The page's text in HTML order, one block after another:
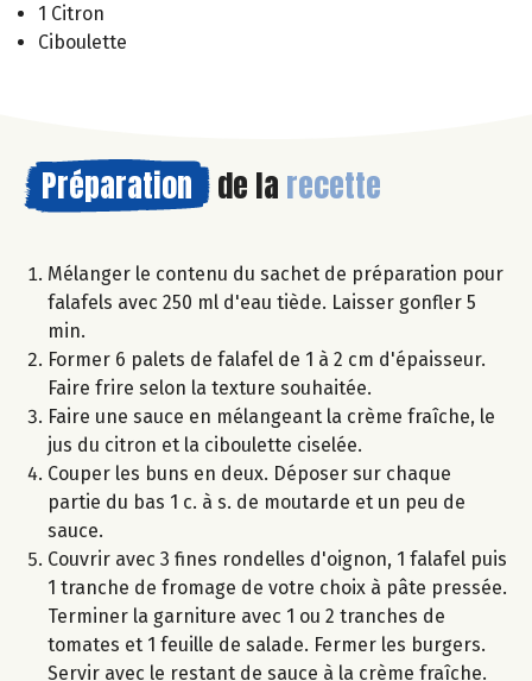
1 Citron
Ciboulette
Préparation de la recette
Mélanger le contenu du sachet de préparation pour
falafels avec 250 ml d'eau tiède. Laisser gonfler 5
min.
Former 6 palets de falafel de 1 à 2 cm d'épaisseur.
Faire frire selon la texture souhaitée.
Faire une sauce en mélangeant la crème fraîche, le
jus du citron et la ciboulette ciselée.
Couper les buns en deux. Déposer sur chaque
partie du bas 1 c. à s. de moutarde et un peu de
sauce.
Couvrir avec 3 fines rondelles d'oignon, 1 falafel puis
1 tranche de fromage de votre choix à pâte pressée.
Terminer la garniture avec 1 ou 2 tranches de
tomates et 1 feuille de salade. Fermer les burgers.
Servir avec le restant de sauce à la crème fraîche.